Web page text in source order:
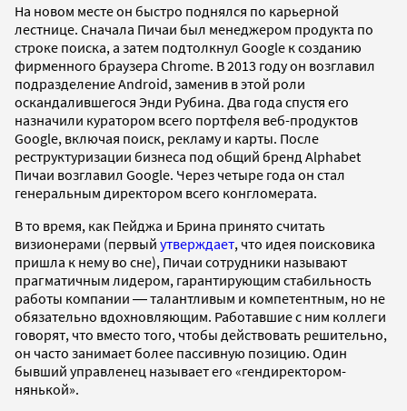
На новом месте он быстро поднялся по карьерной
лестнице. Сначала Пичаи был менеджером продукта по
строке поиска, а затем подтолкнул Google к созданию
фирменного браузера Chrome. В 2013 году он возглавил
подразделение Android, заменив в этой роли
оскандалившегося Энди Рубина. Два года спустя его
назначили куратором всего портфеля веб-продуктов
Google, включая поиск, рекламу и карты. После
реструктуризации бизнеса под общий бренд Alphabet
Пичаи возглавил Google. Через четыре года он стал
генеральным директором всего конгломерата.
В то время, как Пейджа и Брина принято считать
визионерами (первый утверждает, что идея поисковика
пришла к нему во сне), Пичаи сотрудники называют
прагматичным лидером, гарантирующим стабильность
работы компании ― талантливым и компетентным, но не
обязательно вдохновляющим. Работавшие с ним коллеги
говорят, что вместо того, чтобы действовать решительно,
он часто занимает более пассивную позицию. Один
бывший управленец называет его «гендиректором-
нянькой».